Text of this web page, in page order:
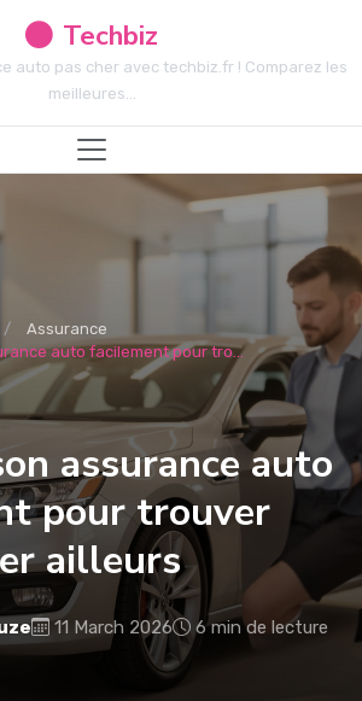
Techbiz
auto pas cher avec techbiz.fr ! Comparez les
meilleures...
Assurance
auto facilement pour tro...
assurance auto
pour trouver
ailleurs
11 March 2026 6 min de lecture